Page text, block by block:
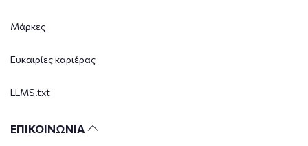
Μάρκες
Ευκαιρίες καριέρας
LLMS.txt
ΕΠΙΚΟΙΝΩΝΙΑ